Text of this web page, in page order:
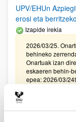
UPV/EHUn
erosi eta
Izapide irekia
2026/03/25.
behineko
Onartuak izan
eskaeren behin-
epea: 2026/03/
Zientzia,
sustatzeko